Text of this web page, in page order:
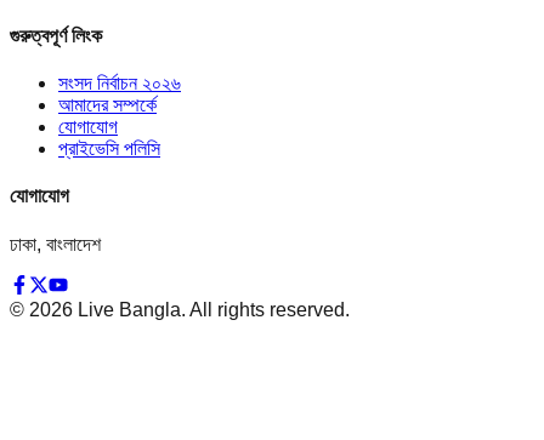
গুরুত্বপূর্ণ লিংক
সংসদ নির্বাচন ২০২৬
আমাদের সম্পর্কে
যোগাযোগ
প্রাইভেসি পলিসি
যোগাযোগ
ঢাকা, বাংলাদেশ
© 2026 Live Bangla. All rights reserved.